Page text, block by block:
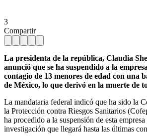
3
Compartir
La presidenta de la república, Claudia
anunció que se ha suspendido a la
contagio de 13 menores de edad con una
de México, lo que derivó en la muerte de
La mandataria federal indicó que ha sido la
la Protección contra Riesgos Sanitarios
ha procedido a la suspensión de esta
investigación que llegará hasta las últimas